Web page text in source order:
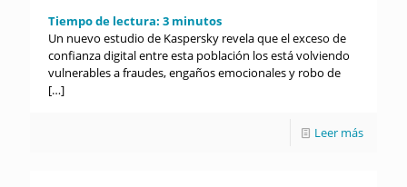
Tiempo de lectura: 3 minutos
Un nuevo estudio de Kaspersky revela que el exceso de
confianza digital entre esta población los está volviendo
vulnerables a fraudes, engaños emocionales y robo de
[…]
Leer más